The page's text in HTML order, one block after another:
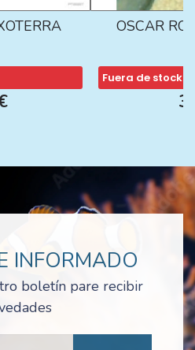
OSCAR
Fuera de stock
INFORMADO
boletín pare recibir